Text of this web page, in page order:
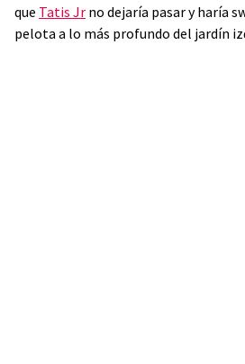
que Tatis Jr no dejaría pasar y haría
pelota a lo más profundo del jardín